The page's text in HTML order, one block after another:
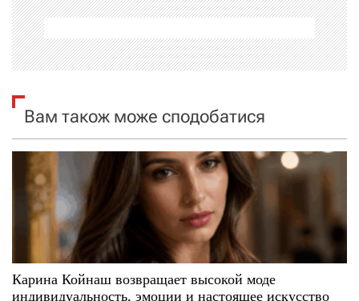
а
ц
і
я
з
с
Вам також може сподобатися
Карина Койнаш возвращает высокой моде
индивидуальность, эмоции и настоящее искусство